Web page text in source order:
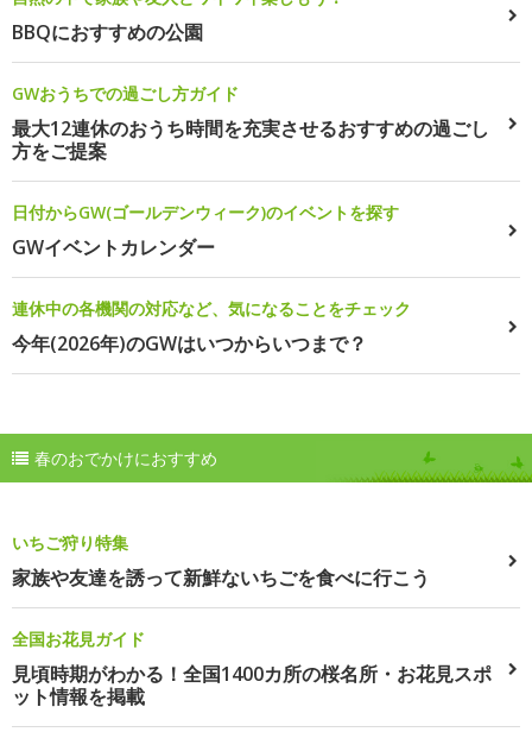
BBQにおすすめの公園
GWおうちでの過ごし方ガイド
最大12連休のおうち時間を充実させるおすすめの過ごし
方をご提案
日付からGW(ゴールデンウィーク)のイベントを探す
GWイベントカレンダー
連休中の各機関の対応など、気になることをチェック
今年(2026年)のGWはいつからいつまで？
春のおでかけにおすすめ
いちご狩り特集
家族や友達を誘って新鮮ないちごを食べに行こう
全国お花見ガイド
見頃時期がわかる！全国1400カ所の桜名所・お花見スポ
ット情報を掲載